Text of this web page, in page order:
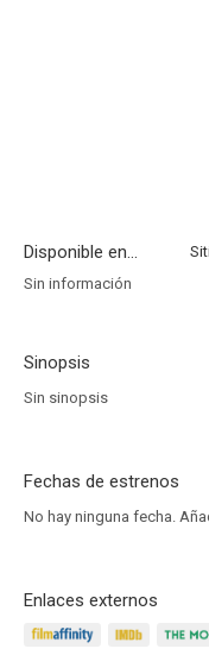
Disponible en...
Sin información
Sinopsis
Sin sinopsis
Fechas de estrenos
No hay ninguna fecha.
Enlaces externos